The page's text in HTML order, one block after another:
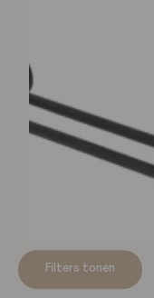
Filters tonen